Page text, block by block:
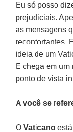
Eu só posso
prejudiciais.
as mensagens
reconfortantes.
ideia de um
E chega em um
ponto de vista
A você se
OVaticano